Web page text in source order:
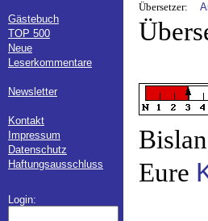
Gästebuch
TOP 500
Neue
Leserkommentare
Newsletter
Kontakt
Impressum
Datenschutz
Haftungsausschluss
Login:
Übersetzer:
Eure